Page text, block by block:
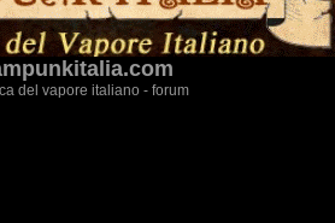
del vapore italiano - forum